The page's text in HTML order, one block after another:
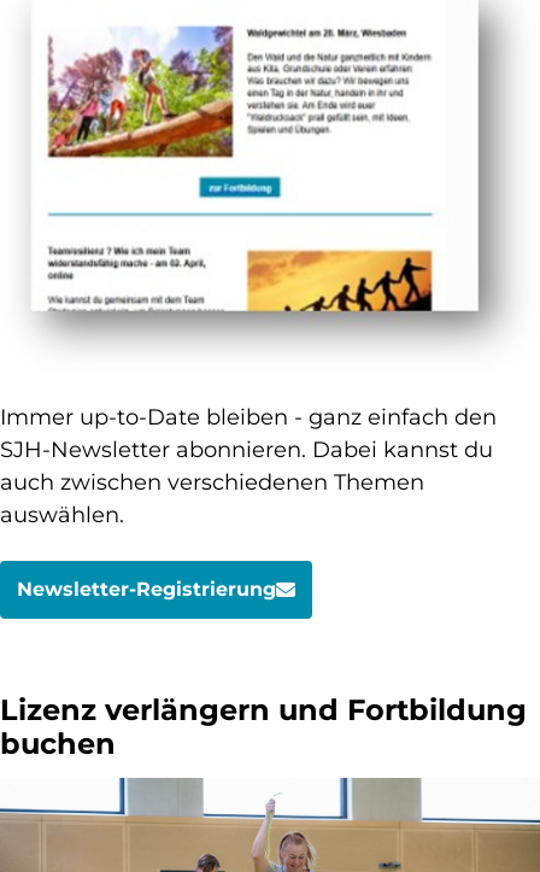
Immer up-to-Date bleiben - ganz einfach den
SJH-Newsletter abonnieren. Dabei kannst du
auch zwischen verschiedenen Themen
auswählen.
Newsletter-Registrierung
Lizenz verlängern und Fortbildung
buchen